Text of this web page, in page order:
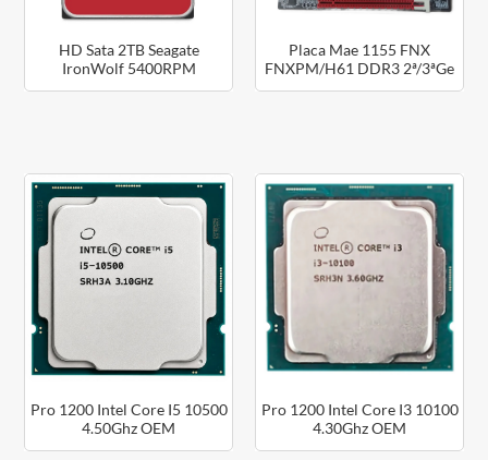
HD Sata 2TB Seagate
IronWolf 5400RPM
ST2000VN003
Placa Mae 1155 FNX
FNXPM/H61 DDR3 2ª/3ªGe
i3/i5/i7
Pro 1200 Intel Core I5 10500
4.50Ghz OEM
Pro 1200 Intel Core I3 10100
4.30Ghz OEM